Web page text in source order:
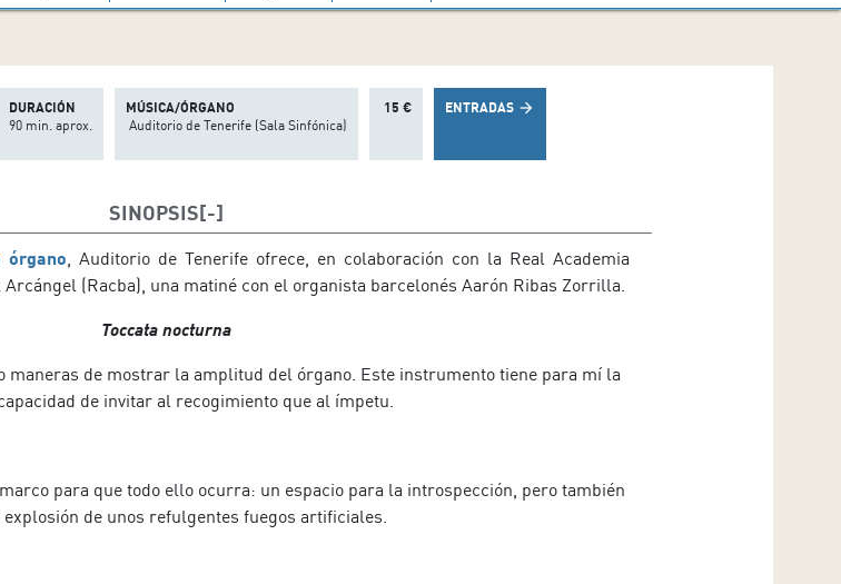
DURACIÓN
90 min. aprox.
MÚSICA/ÓRGANO
Auditorio de Tenerife (Sala Sinfónica)
15 € ENTRADAS arrow_forward
SINOPSIS
órgano, Auditorio de Tenerife ofrece, en colaboración con la Real Academia
(Racba), una matiné con el organista barcelonés Aarón Ribas Zorrilla.
Toccata nocturna
maneras de mostrar la amplitud del órgano. Este instrumento tiene para mí la
de invitar al recogimiento que al ímpetu.
para que todo ello ocurra: un espacio para la introspección, pero también
explosión de unos refulgentes fuegos artificiales.